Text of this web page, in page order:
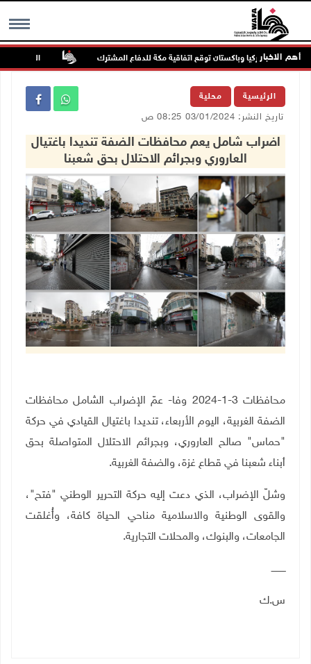
MENU أهم الاخبار
السعودية وتركيا وباكستان توقع اتفاقية مكة للدفاع المشترك الطقس: أجواء
الرئيسية محلية
تاريخ النشر: 03/01/2024 08:25 ص
اضراب شامل يعم محافظات الضفة تنديدا باغتيال
العاروري وبجرائم الاحتلال بحق شعبنا
محافظات 3-1-2024 وفا- عمّ الإضراب الشامل محافظات
الضفة الغربية، اليوم الأربعاء، تنديدا باغتيال القيادي في حركة
"حماس" صالح العاروري، وبجرائم الاحتلال المتواصلة بحق
أبناء شعبنا في قطاع غزة، والضفة الغربية.
وشلّ الإضراب، الذي دعت إليه حركة التحرير الوطني "فتح"،
والقوى الوطنية والاسلامية مناحي الحياة كافة، وأُغلقت
الجامعات، والبنوك، والمحلات التجارية.
ــــــــــ
س.ك